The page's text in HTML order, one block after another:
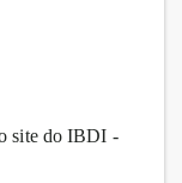
site do IBDI -